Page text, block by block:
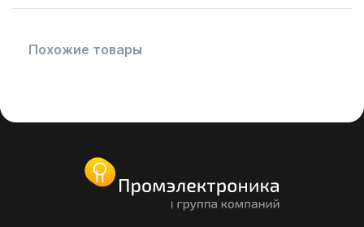
Похожие товары